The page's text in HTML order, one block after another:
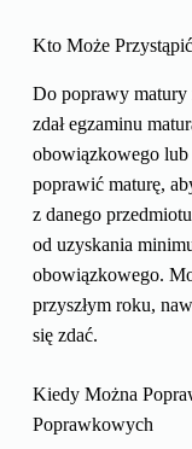
Kto Może
Do poprawy matury
zdał egzaminu
obowiązkowego
poprawić maturę,
z danego
od uzyskania
obowiązkowego.
przyszłym roku,
się zdać.
Kiedy Można
Poprawkowych